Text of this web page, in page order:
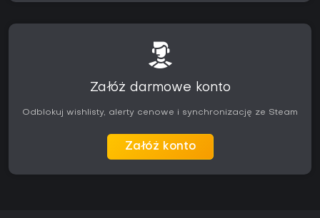
Załóż darmowe konto
Odblokuj wishlisty, alerty cenowe i synchronizację ze Steam
Załóż konto